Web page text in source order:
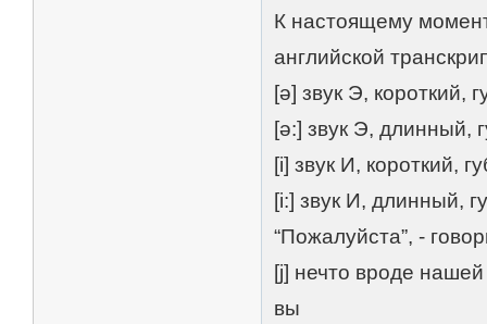
К настоящему
английской
[ə] звук Э, короткий,
[ə:] звук Э, длинный,
[i] звук И, короткий,
[i:] звук И, длинный,
“Пожалуйста”, -
[j] нечто вроде
вы